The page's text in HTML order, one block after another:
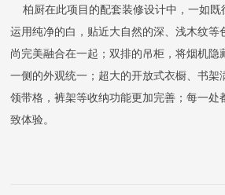
柏厨在此项目的配套装修设计中，一如既
运用纯净的白，贴近大自然的深、浅木纹等
尚完美融合在一起；双排的吊柜，将烟机隐
一侧的外观统一；超大的开放式衣橱、书架
领带格，裤架等收纳功能更加完善；每一处
致体验。